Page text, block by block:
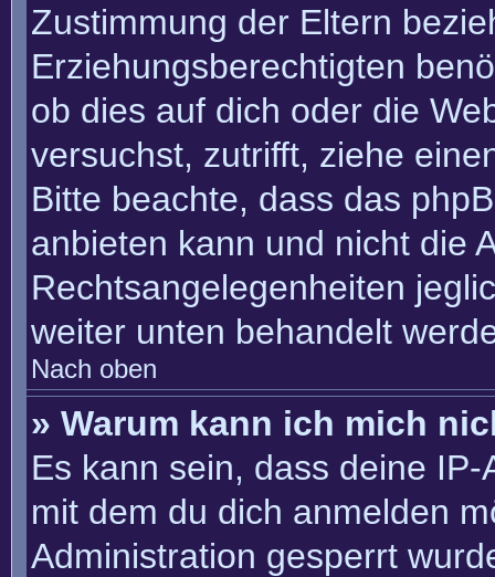
Zustimmung der Eltern
Erziehungsberechtigten
ob dies auf dich oder die
versuchst, zutrifft, ziehe
Bitte beachte, dass das
anbieten kann und nicht die
Rechtsangelegenheiten
weiter unten behandelt
Nach oben
» Warum kann ich mich
Es kann sein, dass deine
mit dem du dich anmelden
Administration gesperrt